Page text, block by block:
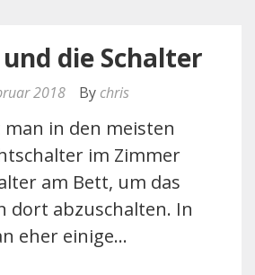
die Schalter
2018 By chris
in den meisten
im Zimmer
am Bett, um das
dort abzuschalten. In
eher einige…